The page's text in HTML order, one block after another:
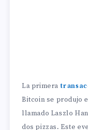
La primera
Bitcoin se produjo
llamado Laszlo
dos pizzas. Este